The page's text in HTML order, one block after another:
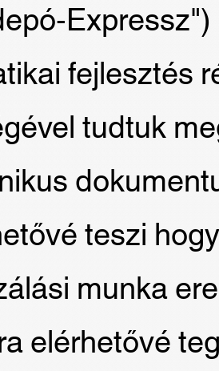
fejlesztés
tudtuk
teszi
munka
elérhetővé